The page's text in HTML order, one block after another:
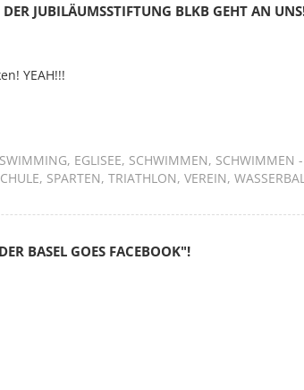
DER JUBILÄUMSSTIFTUNG BLKB GEHT AN
YEAH!!!
EGLISEE SCHWIMMEN SCHWIMMEN -
SPARTEN TRIATHLON VEREIN
BASEL GOES FACEBOOK"!